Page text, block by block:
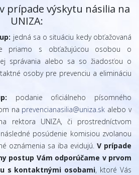
prípade výskytu násilia na
UNIZA:
jedná sa o situáciu kedy obťažovaná
priamo s obťažujúcou osobou o
správania alebo sa so žiadosťou o
osoby pre prevenciu a elimináciu
podanie oficiálneho písomného
na prevencianasilia@uniza.sk alebo v
rektora UNIZA, či prostredníctvom
posúdenie komisiou zvolanou
oznámenia sa iba evidujú. V prípade
postup Vám odporúčame v prvom
s kontaktnými osobami, ktoré Vás